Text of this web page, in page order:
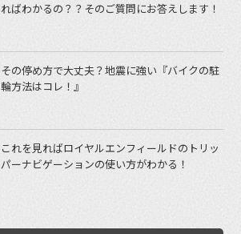
ればわかるの？？そのご質問にお答えします！
その停め方で大丈夫？地震に強い『バイクの駐
輪方法はコレ！』
これを見ればロイヤルエンフィールドのトリッ
パーナビゲーションの使い方がわかる！